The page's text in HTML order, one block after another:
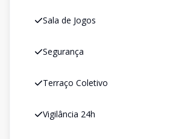
Sala de Jogos
Segurança
Terraço Coletivo
Vigilância 24h